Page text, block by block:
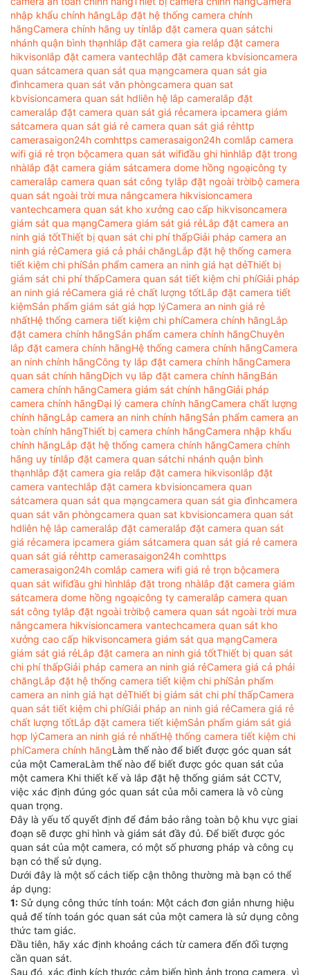
nhập khẩu chính hãngLắp đặt hệ thống camera chính
hãngCamera chính hãng uy tínlắp đặt camera quan sátchi
nhánh quận bình thạnhlắp đặt camera gia relắp đặt camera
hikvisonlắp đặt camera vantechlắp đặt camera kbvisioncamera
quan sátcamera quan sát qua mạngcamera quan sát gia
đìnhcamera quan sát văn phòngcamera quan sat
kbvisioncamera quan sát hdliên hệ lắp cameralắp đặt
cameralắp đặt camera quan sát giá rẻcamera ipcamera giám
sátcamera quan sát giá rẻ camera quan sát giá rẻhttp
camerasaigon24h comhttps camerasaigon24h comlắp camera
wifi giá rẻ trọn bộcamera quan sát wifiđầu ghi hìnhlắp đặt trong
nhàlắp đặt camera giám sátcamera dome hồng ngoạicông ty
cameralắp camera quan sát công tylắp đặt ngoài trờibộ camera
quan sát ngoài trời mưa nắngcamera hikvisioncamera
vantechcamera quan sát kho xưởng cao cấp hikvisoncamera
giám sát qua mạngCamera giám sát giá rẻLắp đặt camera an
ninh giá tốtThiết bị quan sát chi phí thấpGiải pháp camera an
ninh giá rẻCamera giá cả phải chăngLắp đặt hệ thống camera
tiết kiệm chi phíSản phẩm camera an ninh giá hạt dẻThiết bị
giám sát chi phí thấpCamera quan sát tiết kiệm chi phíGiải pháp
an ninh giá rẻCamera giá rẻ chất lượng tốtLắp đặt camera tiết
kiệmSản phẩm giám sát giá hợp lýCamera an ninh giá rẻ
nhấtHệ thống camera tiết kiệm chi phíCamera chính hãngLắp
đặt camera chính hãngSản phẩm camera chính hãngChuyên
lắp đặt camera chính hãngHệ thống camera chính hãngCamera
an ninh chính hãngCông ty lắp đặt camera chính hãngCamera
quan sát chính hãngDịch vụ lắp đặt camera chính hãngBán
camera chính hãngCamera giám sát chính hãngGiải pháp
camera chính hãngĐại lý camera chính hãngCamera chất lượng
chính hãngLắp camera an ninh chính hãngSản phẩm camera an
toàn chính hãngThiết bị camera chính hãngCamera nhập khẩu
chính hãngLắp đặt hệ thống camera chính hãngCamera chính
hãng uy tínlắp đặt camera quan sátchi nhánh quận bình
thạnhlắp đặt camera gia relắp đặt camera hikvisonlắp đặt
camera vantechlắp đặt camera kbvisioncamera quan
sátcamera quan sát qua mạngcamera quan sát gia đìnhcamera
quan sát văn phòngcamera quan sat kbvisioncamera quan sát
hdliên hệ lắp cameralắp đặt cameralắp đặt camera quan sát
giá rẻcamera ipcamera giám sátcamera quan sát giá rẻ camera
quan sát giá rẻhttp camerasaigon24h comhttps
camerasaigon24h comlắp camera wifi giá rẻ trọn bộcamera
quan sát wifiđầu ghi hìnhlắp đặt trong nhàlắp đặt camera giám
sátcamera dome hồng ngoạicông ty cameralắp camera quan
sát công tylắp đặt ngoài trờibộ camera quan sát ngoài trời mưa
nắngcamera hikvisioncamera vantechcamera quan sát kho
xưởng cao cấp hikvisoncamera giám sát qua mạngCamera
giám sát giá rẻLắp đặt camera an ninh giá tốtThiết bị quan sát
chi phí thấpGiải pháp camera an ninh giá rẻCamera giá cả phải
chăngLắp đặt hệ thống camera tiết kiệm chi phíSản phẩm
camera an ninh giá hạt dẻThiết bị giám sát chi phí thấpCamera
quan sát tiết kiệm chi phíGiải pháp an ninh giá rẻCamera giá rẻ
chất lượng tốtLắp đặt camera tiết kiệmSản phẩm giám sát giá
hợp lýCamera an ninh giá rẻ nhấtHệ thống camera tiết kiệm chi
phíCamera chính hãngLàm thế nào để biết được góc quan sát
của một CameraLàm thế nào để biết được góc quan sát của
một camera Khi thiết kế và lắp đặt hệ thống giám sát CCTV,
việc xác định đúng góc quan sát của mỗi camera là vô cùng
quan trọng.
Đây là yếu tố quyết định để đảm bảo rằng toàn bộ khu vực giai
đoạn sẽ được ghi hình và giám sát đầy đủ. Để biết được góc
quan sát của một camera, có một số phương pháp và công cụ
bạn có thể sử dụng.
Dưới đây là một số cách tiếp cận thông thường mà bạn có thể
áp dụng:
1: Sử dụng công thức tính toán: Một cách đơn giản nhưng hiệu
quả để tính toán góc quan sát của một camera là sử dụng công
thức tam giác.
Đầu tiên, hãy xác định khoảng cách từ camera đến đối tượng
cần quan sát.
Sau đó, xác định kích thước cảm biến hình ảnh trong camera, vì